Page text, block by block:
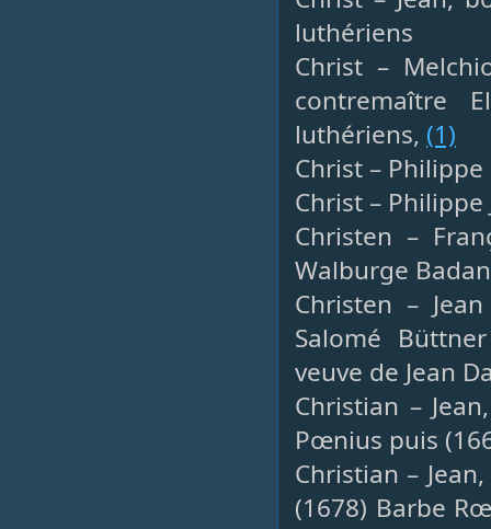
luthériens
Christ –
contremaître
luthériens, (1)
Christ –
Christ –
Christen –
Walburge
Christen –
Salomé
veuve de Jean
Christian –
Pœnius puis
Christian –
(1678) Barbe